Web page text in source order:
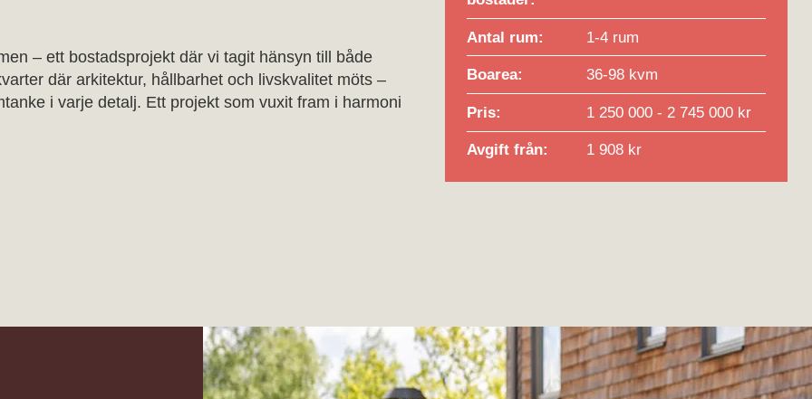
– ett bostadsprojekt där vi tagit hänsyn till både
där arkitektur, hållbarhet och livskvalitet möts –
i varje detalj. Ett projekt som vuxit fram i harmoni
Antal rum: 1-4 rum
Boarea: 36-98 kvm
Pris: 1 250 000 - 2 745 000 kr
Avgift från: 1 908 kr